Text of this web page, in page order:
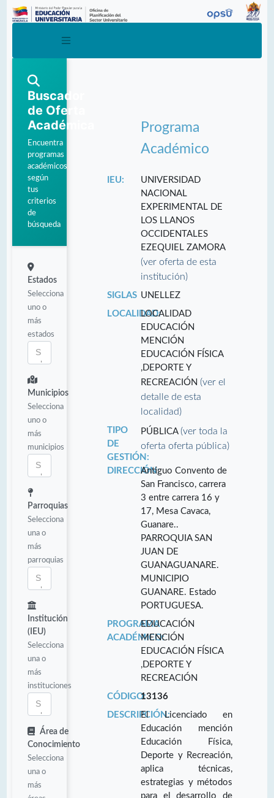
Buscador
de Oferta
Académica
Encuentra
programas
académicos
según
tus
criterios
de
búsqueda
Estados
Selecciona
uno o
más
estados
Municipios
Selecciona
uno o
más
municipios
Parroquias
Selecciona
una o
más
parroquias
Institución
(IEU)
Selecciona
una o
más
instituciones
Área de
Conocimiento
Selecciona
una o
más
Programa
Académico
IEU:
UNIVERSIDAD
NACIONAL
EXPERIMENTAL DE
LOS LLANOS
OCCIDENTALES
EZEQUIEL ZAMORA
(ver oferta de esta
institución)
SIGLAS UNELLEZ
LOCALIDAD:LOCALIDAD
EDUCACIÓN
MENCIÓN
EDUCACIÓN FÍSICA
,DEPORTE Y
RECREACIÓN(ver el
detalle de esta
localidad)
TIPO
DE
GESTIÓN:
PÚBLICA(ver toda la
oferta oferta pública)
DIRECCIÓN:Antiguo Convento de
San Francisco, carrera
3 entre carrera 16 y
17, Mesa Cavaca,
Guanare..
PARROQUIA SAN
JUAN DE
GUANAGUANARE.
MUNICIPIO
GUANARE. Estado
PORTUGUESA.
PROGRAMA
ACADÉMICO:
EDUCACIÓN
MENCIÓN
EDUCACIÓN FÍSICA
,DEPORTE Y
RECREACIÓN
CÓDIGO:13136
DESCRIPCIÓN:El Licenciado en
Educación mención
Educación Física,
Deporte y Recreación,
aplica técnicas,
estrategias y métodos
para el desarrollo de